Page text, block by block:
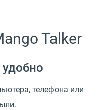
Talker
телефона или